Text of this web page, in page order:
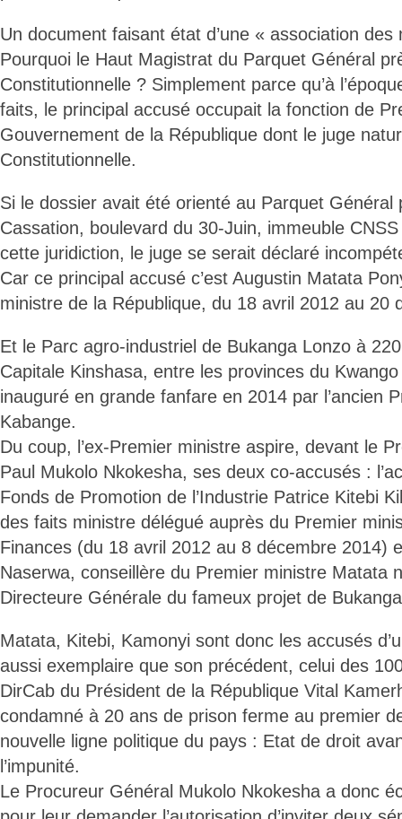
Un document faisant état d’une « association des
Pourquoi le Haut Magistrat du Parquet Général
Constitutionnelle ? Simplement parce qu’à
faits, le principal accusé occupait la fonction de
Gouvernement de la République dont le juge
Constitutionnelle.
Si le dossier avait été orienté au Parquet Général
Cassation, boulevard du 30-Juin, immeuble
cette juridiction, le juge se serait déclaré
Car ce principal accusé c’est Augustin Matata
ministre de la République, du 18 avril 2012 au 20
Et le Parc agro-industriel de Bukanga Lonzo à
Capitale Kinshasa, entre les provinces du
inauguré en grande fanfare en 2014 par l’ancien
Kabange.
Du coup, l’ex-Premier ministre aspire, devant le
Paul Mukolo Nkokesha, ses deux co-accusés :
Fonds de Promotion de l’Industrie Patrice Kitebi
des faits ministre délégué auprès du Premier
Finances (du 18 avril 2012 au 8 décembre 2014)
Naserwa, conseillère du Premier ministre Matata
Directeure Générale du fameux projet de
Matata, Kitebi, Kamonyi sont donc les accusés
aussi exemplaire que son précédent, celui des
DirCab du Président de la République Vital
condamné à 20 ans de prison ferme au premier
nouvelle ligne politique du pays : Etat de droit
l’impunité.
Le Procureur Général Mukolo Nkokesha a donc